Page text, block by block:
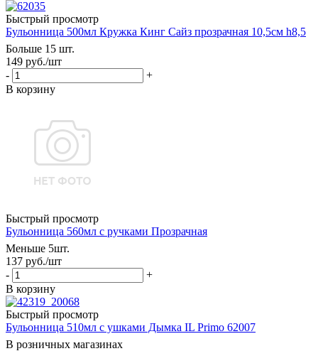
Быстрый просмотр
Бульонница 500мл Кружка Кинг Сайз прозрачная 10,5см h8,5
Больше 15 шт.
149 руб./шт
-
+
В корзину
Быстрый просмотр
Бульонница 560мл с ручками Прозрачная
Меньше 5шт.
137 руб./шт
-
+
В корзину
Быстрый просмотр
Бульонница 510мл с ушками Дымка IL Primo 62007
В розничных магазинах